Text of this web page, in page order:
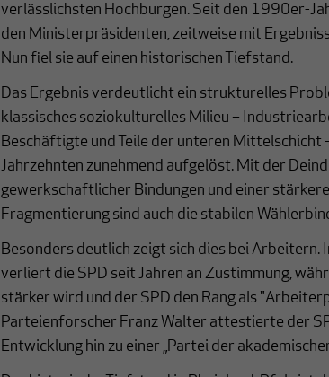
verlässlichsten Hochburgen. Seit den 1990er-
den Ministerpräsidenten, zeitweise mit
Nun fiel sie auf einen historischen Tiefstand.
Das Ergebnis verdeutlicht ein strukturelles
klassisches soziokulturelles Milieu –
Beschäftigte und Teile der unteren Mittelschicht
Jahrzehnten zunehmend aufgelöst. Mit der
gewerkschaftlicher Bindungen und einer
Fragmentierung sind auch die stabilen
Besonders deutlich zeigt sich dies bei
verliert die SPD seit Jahren an Zustimmung,
stärker wird und der SPD den Rang als
Parteienforscher Franz Walter attestierte der
Entwicklung hin zu einer „Partei der